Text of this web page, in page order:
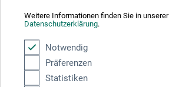
Weitere Informationen finden Sie in unserer
Datenschutzerklärung.
Notwendig
Präferenzen
Statistiken
Betalingsmetoder